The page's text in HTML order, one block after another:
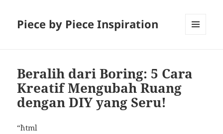
Piece by Piece Inspiration
Beralih dari Boring: 5 Cara
Kreatif Mengubah Ruang
dengan DIY yang Seru!
“`html